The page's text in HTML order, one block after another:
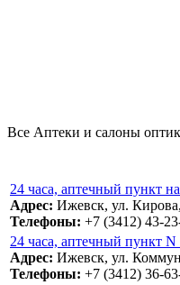
Все Аптеки и салоны
24 часа, аптечный пункт
Адрес: Ижевск, ул.
Телефоны: +7 (3412) 43-
24 часа, аптечный пункт
Адрес: Ижевск, ул.
Телефоны: +7 (3412) 36-